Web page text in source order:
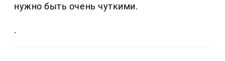
нужно быть очень чуткими.
.